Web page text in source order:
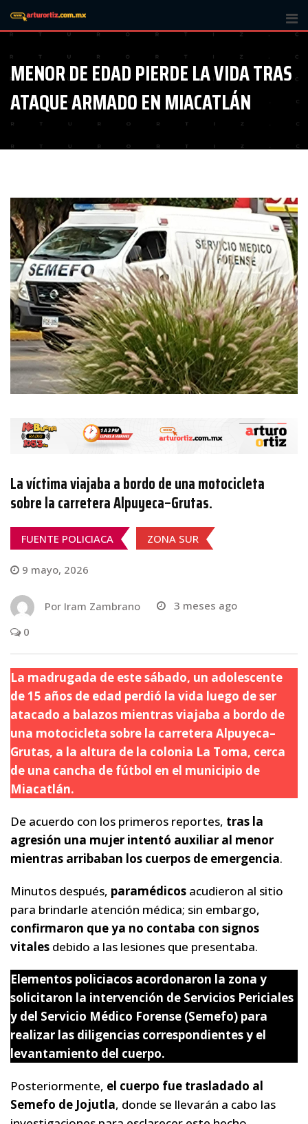
MENOR DE EDAD PIERDE LA VIDA TRAS
ATAQUE ARMADO EN MIACATLÁN
La víctima viajaba a bordo de una motocicleta
sobre la carretera Alpuyeca–Grutas.
FUENTE POLICIACA ZONA SUR
9 mayo, 2026
Por Iram Zambrano
3 meses ago
0
La madrugada de este sábado, un adolescente
de 15 años de edad perdió la vida luego de ser
atacado a balazos mientras viajaba a bordo de
una motocicleta sobre la carretera Alpuyeca–
Grutas, a la altura de la colonia La Toma, cerca
de una cancha de fútbol en el municipio de
Miacatlán.
De acuerdo con los primeros reportes, tras la
agresión una mujer intentó auxiliar al menor
mientras arribaban los cuerpos de emergencia.
Minutos después, paramédicos acudieron al sitio
para brindarle atención médica; sin embargo,
confirmaron que ya no contaba con signos
vitales debido a las lesiones que presentaba.
Elementos policiacos acordonaron la zona y
solicitaron la intervención de Servicios Periciales
y del Servicio Médico Forense (Semefo) para
realizar las diligencias correspondientes y el
levantamiento del cuerpo.
Posteriormente, el cuerpo fue trasladado al
Semefo de Jojutla, donde se llevarán a cabo las